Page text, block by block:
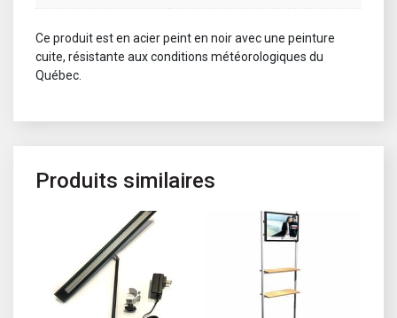
Ce produit est en acier peint en noir avec une peinture
cuite, résistante aux conditions météorologiques du
Québec.
Produits similaires
Ce produit a plusieurs variations.